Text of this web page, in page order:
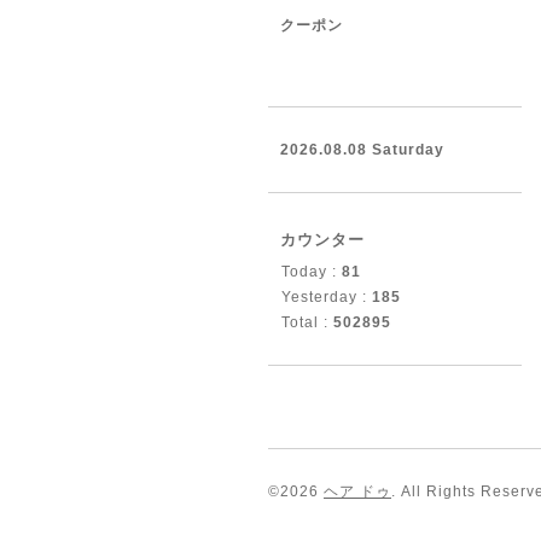
クーポン
2026.08.08 Saturday
カウンター
Today : 81
Yesterday : 185
Total : 502895
©2026 ヘア ドゥ . All Rights